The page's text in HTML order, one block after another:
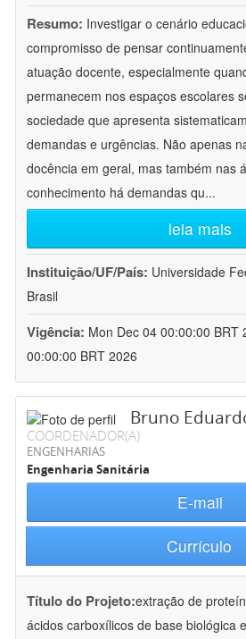
Resumo: Investigar o cenário
compromisso de pensar
atuação docente, especialmente
permanecem nos espaços escolares
sociedade que apresenta
demandas e urgências. Não apenas
docência em geral, mas também nas
conhecimento há demandas qu...
leia mais
Instituição/UF/País: Universidade
Brasil
Vigência: Mon Dec 04 00:00:00 BRT
00:00:00 BRT 2026
Bruno
COORDENADOR(A)
ENGENHARIAS
Engenharia Sanitária
E-mail
Currículo
Título do Projeto:extração de
ácidos carboxílicos de base biológica